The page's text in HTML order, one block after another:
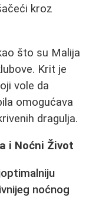
kroz
što su Malija
Krit je
vole da
omogućava
dragulja.
i Noćni Život
noćnog